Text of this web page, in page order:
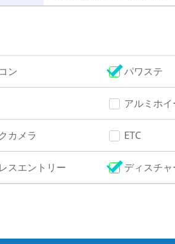
ン パワステ
アルミホ
カメラ ETC
スエントリー ディスチ